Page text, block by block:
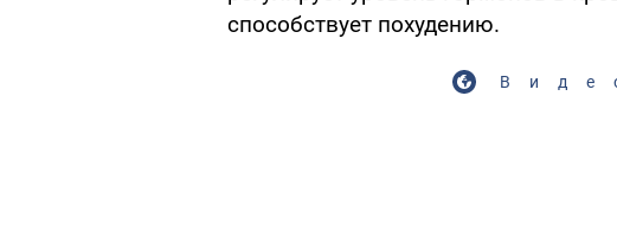
способствует похудению.